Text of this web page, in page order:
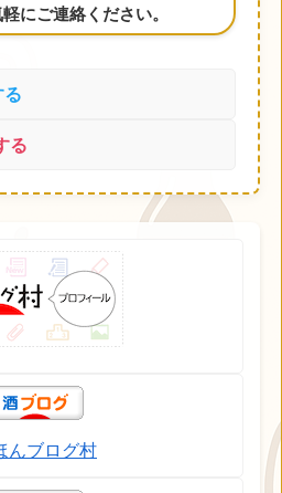
にご連絡ください。
る
んブログ村